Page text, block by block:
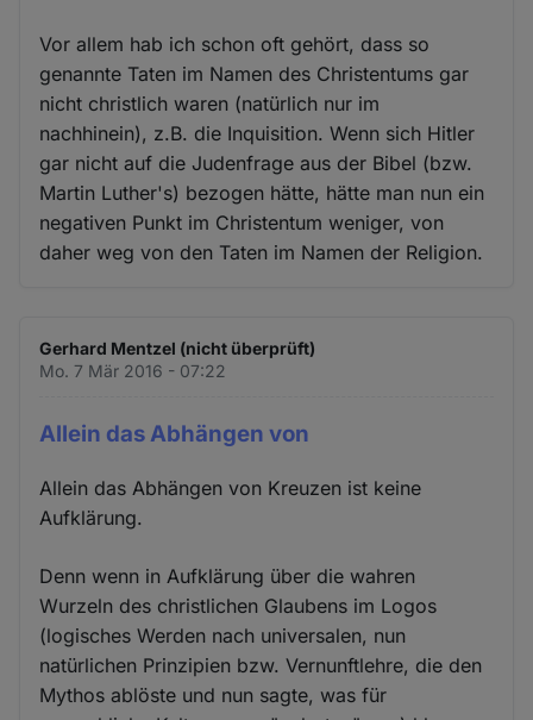
Vor allem hab ich schon oft gehört, dass so
genannte Taten im Namen des Christentums gar
nicht christlich waren (natürlich nur im
nachhinein), z.B. die Inquisition. Wenn sich Hitler
gar nicht auf die Judenfrage aus der Bibel (bzw.
Martin Luther's) bezogen hätte, hätte man nun ein
negativen Punkt im Christentum weniger, von
daher weg von den Taten im Namen der Religion.
Gerhard Mentzel (nicht überprüft)
Mo. 7 Mär 2016 - 07:22
Allein das Abhängen von
Allein das Abhängen von Kreuzen ist keine
Aufklärung.
Denn wenn in Aufklärung über die wahren
Wurzeln des christlichen Glaubens im Logos
(logisches Werden nach universalen, nun
natürlichen Prinzipien bzw. Vernunftlehre, die den
Mythos ablöste und nun sagte, was für